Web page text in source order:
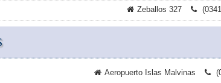
Zeballos 327
Aeropuerto Islas Malvinas